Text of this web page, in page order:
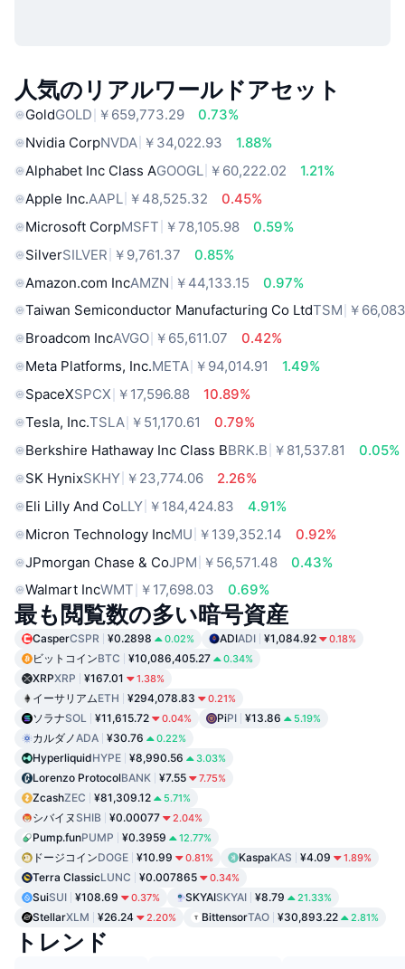
人気のリアルワールドアセット
GoldGOLD ￥659,773.29
0.73%
Nvidia CorpNVDA ￥34,022.93
1.88%
Alphabet Inc Class AGOOGL ￥60,222.02
1.21%
Apple Inc.AAPL ￥48,525.32
0.45%
Microsoft CorpMSFT ￥78,105.98
0.59%
SilverSILVER ￥9,761.37
0.85%
Amazon.com IncAMZN ￥44,133.15
0.97%
Taiwan Semiconductor Manufacturing Co LtdTSM ￥
Broadcom IncAVGO ￥65,611.07
0.42%
Meta Platforms, Inc.META ￥94,014.91
1.49%
SpaceXSPCX ￥17,596.88
10.89%
Tesla, Inc.TSLA ￥51,170.61
0.79%
Berkshire Hathaway Inc Class BBRK.B ￥81,537.81
0.05%
SK HynixSKHY ￥23,774.06
2.26%
Eli Lilly And CoLLY ￥184,424.83
4.91%
Micron Technology IncMU ￥139,352.14
0.92%
JPmorgan Chase & CoJPM ￥56,571.48
0.43%
Walmart IncWMT ￥17,698.03 0.69%
最も閲覧数の多い暗号資産
CasperCSPR ¥0.2898 0.02% ADIADI ¥1,084.92 0.18%
ビットコインBTC ¥10,086,405.27 0.34%
XRPXRP ¥167.01 1.38%
イーサリアムETH ¥294,078.83 0.21%
ソラナSOL ¥11,615.72 0.04% PiPI ¥13.86 5.19%
カルダノADA ¥30.76 0.22%
HyperliquidHYPE ¥8,990.56 3.03%
Lorenzo ProtocolBANK ¥7.55 7.75%
ZcashZEC ¥81,309.12 5.71%
シバイヌ SHIB ¥0.00077 2.04%
Pump.funPUMP ¥0.3959 12.77%
ドージコインDOGE ¥10.99 0.81% KaspaKAS ¥4.09 1.89%
Terra ClassicLUNC ¥0.007865 0.34%
SuiSUI ¥108.69 0.37% SKYAISKYAI ¥8.79 21.33%
StellarXLM ¥26.24 2.20% BittensorTAO ¥30,893.22 2.81%
トレンド